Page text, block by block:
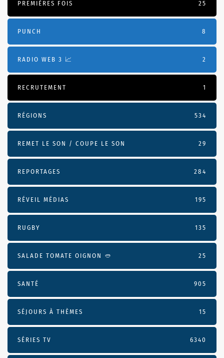
PREMIÈRES FOIS 25
PUNCH 8
RADIO WEB 3 📈 2
RECRUTEMENT 1
RÉGIONS 534
REMET LE SON / COUPE LE SON 29
REPORTAGES 284
RÉVEIL MÉDIAS 195
RUGBY 135
SALADE TOMATE OIGNON 🥙 25
SANTÉ 905
SÉJOURS À THÈMES 15
SÉRIES TV 6340